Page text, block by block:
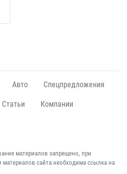
Авто Спецпредложения
Статьи Компании
материалов запрещено, при
сайта необходима ссылка на